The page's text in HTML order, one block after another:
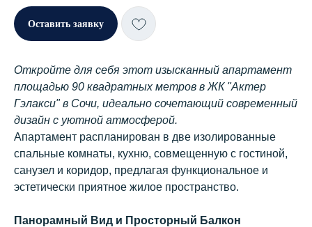
Оставить заявку
Откройте для себя этот изысканный апартамент
площадью 90 квадратных метров в ЖК "Актер
Гэлакси" в Сочи, идеально сочетающий современный
дизайн с уютной атмосферой.
Апартамент распланирован в две изолированные
спальные комнаты, кухню, совмещенную с гостиной,
санузел и коридор, предлагая функциональное и
эстетически приятное жилое пространство.
Панорамный Вид и Просторный Балкон